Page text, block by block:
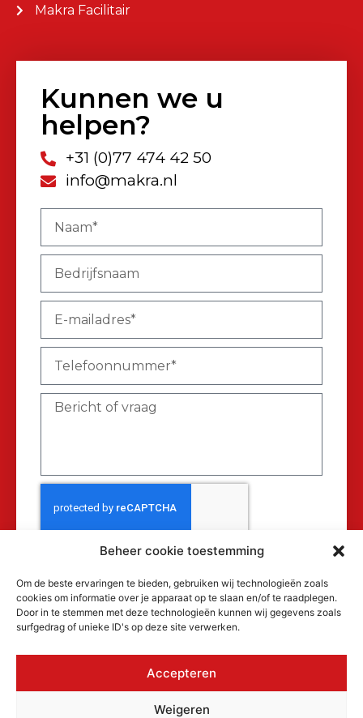
Beheer cookie toestemming
Om de beste ervaringen te bieden, gebruiken wij technologieën zoals
cookies om informatie over je apparaat op te slaan en/of te raadplegen.
Door in te stemmen met deze technologieën kunnen wij gegevens zoals
surfgedrag of unieke ID's op deze site verwerken.
Accepteren
Weigeren
Makra Facilitair
Kunnen we u
helpen?
+31 (0)77 474 42 50
info@makra.nl
Verzenden
© 2026 MAKRA Benelux, alle rechten